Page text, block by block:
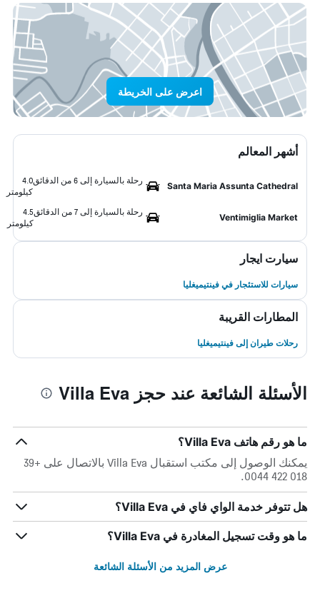
اعرض على الخريطة
أشهر المعالم
Santa Maria Assunta Cathedral
رحلة بالسيارة إلى 6 من الدقائق
4.0
كيلومتر
Ventimiglia Market
رحلة بالسيارة إلى 7 من الدقائق
4.5
كيلومتر
سيارت ايجار
سيارات للاستئجار في فينتيميغليا
المطارات القريبة
رحلات طيران إلى فينتيميغليا
الأسئلة الشائعة عند حجز Villa Eva
ما هو رقم هاتف Villa Eva؟
يمكنك الوصول إلى مكتب استقبال Villa Eva بالاتصال على +39
018 422 0044.
هل تتوفر خدمة الواي فاي في Villa Eva؟
ما هو وقت تسجيل المغادرة في Villa Eva؟
عرض المزيد من الأسئلة الشائعة